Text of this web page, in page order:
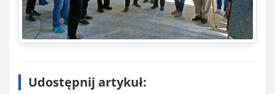
Udostępnij artykuł: